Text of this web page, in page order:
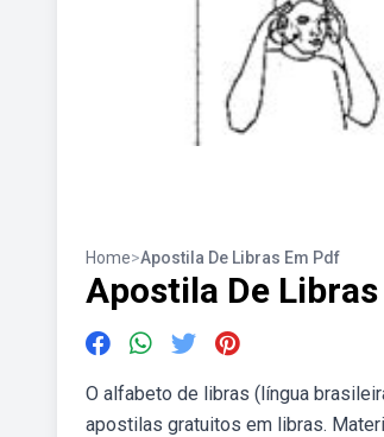
Home>Apostila De Libras Em Pdf
Apostila De
O alfabeto de libras (língua
apostilas gratuitos em libras.